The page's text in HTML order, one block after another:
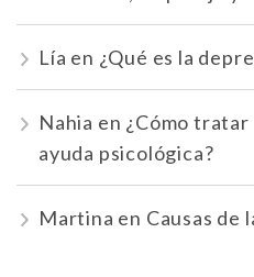
Lía en ¿Qué es la
Nahia en ¿Cómo
ayuda psicológica?
Martina en Causas de